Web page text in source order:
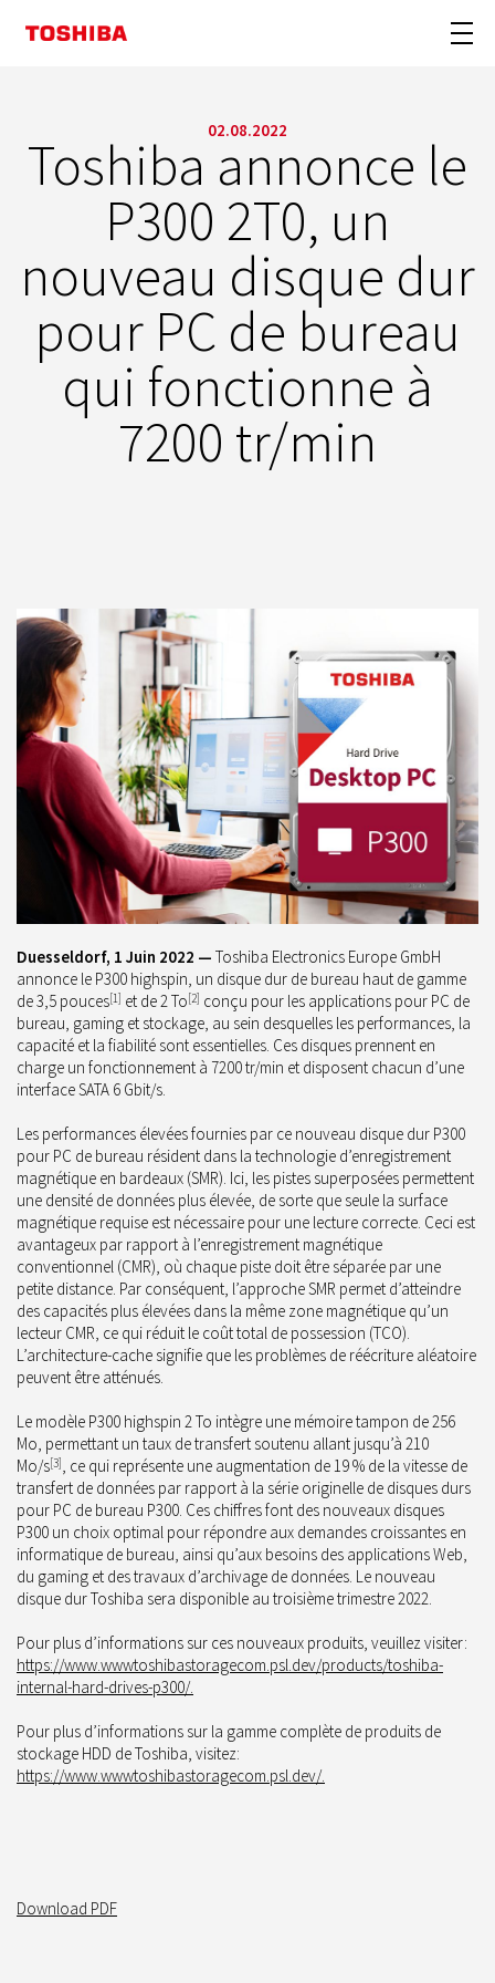
02.08.2022
Toshiba annonce le
P300 2T0, un
nouveau disque dur
pour PC de bureau
qui fonctionne à
7200 tr/min
Duesseldorf, 1 Juin 2022 — Toshiba Electronics Europe GmbH
annonce le P300 highspin, un disque dur de bureau haut de gamme
de 3,5 pouces[1] et de 2 To[2] conçu pour les applications pour PC de
bureau, gaming et stockage, au sein desquelles les performances, la
capacité et la fiabilité sont essentielles. Ces disques prennent en
charge un fonctionnement à 7200 tr/min et disposent chacun d’une
interface SATA 6 Gbit/s.
Les performances élevées fournies par ce nouveau disque dur P300
pour PC de bureau résident dans la technologie d’enregistrement
magnétique en bardeaux (SMR). Ici, les pistes superposées permettent
une densité de données plus élevée, de sorte que seule la surface
magnétique requise est nécessaire pour une lecture correcte. Ceci est
avantageux par rapport à l’enregistrement magnétique
conventionnel (CMR), où chaque piste doit être séparée par une
petite distance. Par conséquent, l’approche SMR permet d’atteindre
des capacités plus élevées dans la même zone magnétique qu’un
lecteur CMR, ce qui réduit le coût total de possession (TCO).
L’architecture-cache signifie que les problèmes de réécriture aléatoire
peuvent être atténués.
Le modèle P300 highspin 2 To intègre une mémoire tampon de 256
Mo, permettant un taux de transfert soutenu allant jusqu’à 210
Mo/s[3], ce qui représente une augmentation de 19 % de la vitesse de
transfert de données par rapport à la série originelle de disques durs
pour PC de bureau P300. Ces chiffres font des nouveaux disques
P300 un choix optimal pour répondre aux demandes croissantes en
informatique de bureau, ainsi qu’aux besoins des applications Web,
du gaming et des travaux d’archivage de données. Le nouveau
disque dur Toshiba sera disponible au troisième trimestre 2022.
Pour plus d’informations sur ces nouveaux produits, veuillez visiter:
https://www.wwwtoshibastoragecom.psl.dev/products/toshiba-
internal-hard-drives-p300/.
Pour plus d’informations sur la gamme complète de produits de
stockage HDD de Toshiba, visitez:
https://www.wwwtoshibastoragecom.psl.dev/.
Download PDF